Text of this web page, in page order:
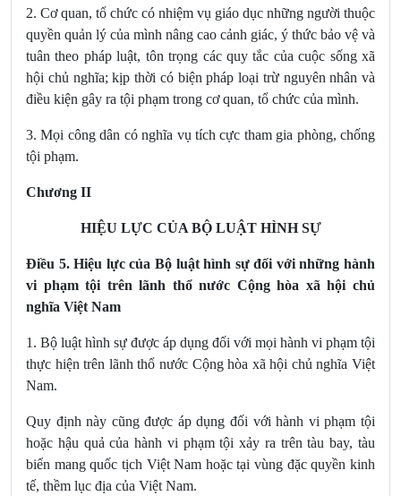
2. Cơ quan, tổ chức có nhiệm vụ giáo dục những người thuộc
quyền quản lý của mình nâng cao cảnh giác, ý thức bảo vệ và
tuân theo pháp luật, tôn trọng các quy tắc của cuộc sống xã
hội chủ nghĩa; kịp thời có biện pháp loại trừ nguyên nhân và
điều kiện gây ra tội phạm trong cơ quan, tổ chức của mình.
3. Mọi công dân có nghĩa vụ tích cực tham gia phòng, chống
tội phạm.
Chương II
HIỆU LỰC CỦA BỘ LUẬT HÌNH SỰ
Điều 5. Hiệu lực của Bộ luật hình sự đối với những hành
vi phạm tội trên lãnh thổ nước Cộng hòa xã hội chủ
nghĩa Việt Nam
1. Bộ luật hình sự được áp dụng đối với mọi hành vi phạm tội
thực hiện trên lãnh thổ nước Cộng hòa xã hội chủ nghĩa Việt
Nam.
Quy định này cũng được áp dụng đối với hành vi phạm tội
hoặc hậu quả của hành vi phạm tội xảy ra trên tàu bay, tàu
biển mang quốc tịch Việt Nam hoặc tại vùng đặc quyền kinh
tế, thềm lục địa của Việt Nam.